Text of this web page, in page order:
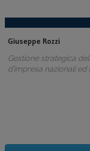
Giuseppe Rozzi
Gestione strategica
d’impresa nazionali ed